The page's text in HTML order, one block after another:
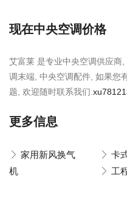
现在中央空调价格
艾富莱 是专业中央空调供应商
调末端, 中央空调配件, 如果您
题, 欢迎随时联系我们.
更多信息
家用新风换气
机
卡
工